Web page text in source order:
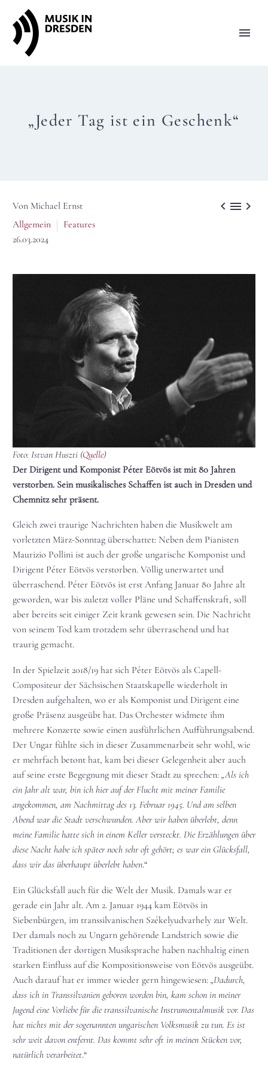
„Jeder Tag ist ein Geschenk“
  
Von Michael Ernst
Allgemein
Features
26.03.2024
Foto: Istvan Huszti (Quelle)
Der Dirigent und Komponist Péter Eötvös ist mit 80 Jahren
verstorben. Sein musikalisches Schaffen ist auch in Dresden und
Chemnitz sehr präsent.
Gleich zwei traurige Nachrichten haben die Musikwelt am
vorletzten März-Sonntag überschattet: Neben dem Pianisten
Maurizio Pollini ist auch der große ungarische Komponist und
Dirigent Péter Eötvös verstorben. Völlig unerwartet und
überraschend. Péter Eötvös ist erst Anfang Januar 80 Jahre alt
geworden, war bis zuletzt voller Pläne und Schaffenskraft, soll
aber bereits seit einiger Zeit krank gewesen sein. Die Nachricht
von seinem Tod kam trotzdem sehr überraschend und hat
traurig gemacht.
In der Spielzeit 2018/19 hat sich Péter Eötvös als Capell-
Compositeur der Sächsischen Staatskapelle wiederholt in
Dresden aufgehalten, wo er als Komponist und Dirigent eine
große Präsenz ausgeübt hat. Das Orchester widmete ihm
mehrere Konzerte sowie einen ausführlichen Aufführungsabend.
Der Ungar fühlte sich in dieser Zusammenarbeit sehr wohl, wie
er mehrfach betont hat, kam bei dieser Gelegenheit aber auch
auf seine erste Begegnung mit dieser Stadt zu sprechen: „Als ich
ein Jahr alt war, bin ich hier auf der Flucht mit meiner Familie
angekommen, am Nachmittag des 13. Februar 1945. Und am selben
Abend war die Stadt verschwunden. Aber wir haben überlebt, denn
meine Familie hatte sich in einem Keller versteckt. Die Erzählungen über
diese Nacht habe ich später noch sehr oft gehört; es war ein Glücksfall,
dass wir das überhaupt überlebt haben.“
Ein Glücksfall auch für die Welt der Musik. Damals war er
gerade ein Jahr alt. Am 2. Januar 1944 kam Eötvös in
Siebenbürgen, im transsilvanischen Székelyudvarhely zur Welt.
Der damals noch zu Ungarn gehörende Landstrich sowie die
Traditionen der dortigen Musiksprache haben nachhaltig einen
starken Einfluss auf die Kompositionsweise von Eötvös ausgeübt.
Auch darauf hat er immer wieder gern hingewiesen: „Dadurch,
dass ich in Transsilvanien geboren worden bin, kam schon in meiner
Jugend eine Vorliebe für die transsilvanische Instrumentalmusik vor. Das
hat nichts mit der sogenannten ungarischen Volksmusik zu tun. Es ist
sehr weit davon entfernt. Das kommt sehr oft in meinen Stücken vor,
natürlich verarbeitet.“